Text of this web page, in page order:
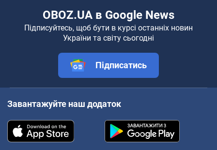
OBOZ.UA в Google News
Підписуйтесь, щоб бути в курсі останніх новин
України та світу сьогодні
Підписатись
Завантажуйте наш додаток